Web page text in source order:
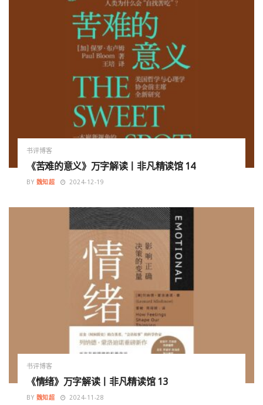
书评博客
《苦难的意义》万字解读丨非凡精读馆 14
BY 魏知超 2024-12-19
书评博客
《情绪》万字解读丨非凡精读馆 13
BY 魏知超 2024-11-28